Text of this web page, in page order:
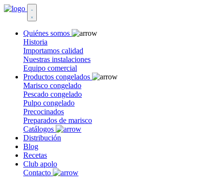
Quiénes somos
Historia
Importamos calidad
Nuestras instalaciones
Equipo comercial
Productos congelados
Marisco congelado
Pescado congelado
Pulpo congelado
Precocinados
Preparados de marisco
Catálogos
Distribución
Blog
Recetas
Club apolo
Contacto